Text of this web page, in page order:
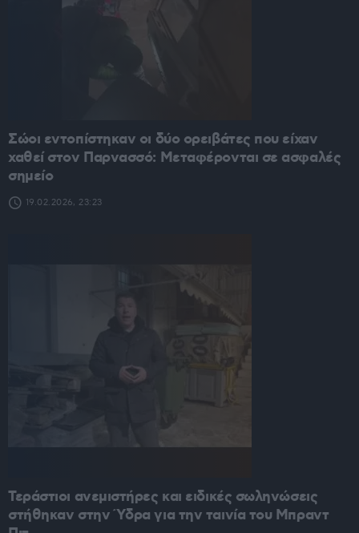
Σώοι εντοπίστηκαν οι δύο ορειβάτες που είχαν
χαθεί στον Παρνασσό: Μεταφέρονται σε ασφαλές
σημείο
19.02.2026, 23:23
Τεράστιοι ανεμιστήρες και ειδικές σωληνώσεις
στήθηκαν στην Ύδρα για την ταινία του Μπραντ